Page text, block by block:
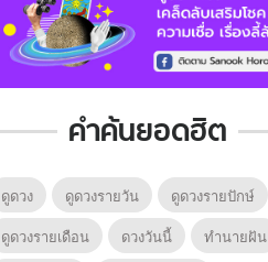
คำค้นยอดฮิต
ดูดวง ดูดวงรายวัน
ดูดวงรายปักษ์
ดูดวงรายเดือน
ดวงวันนี้
ทํานายฝัน